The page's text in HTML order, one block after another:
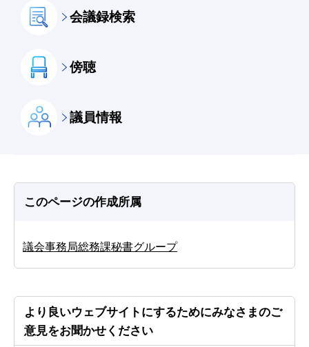
会議録検索
傍聴
議員情報
このページの作成所属
議会事務局総務課秘書グループ
より良いウェブサイトにするためにみなさまのご
意見をお聞かせください